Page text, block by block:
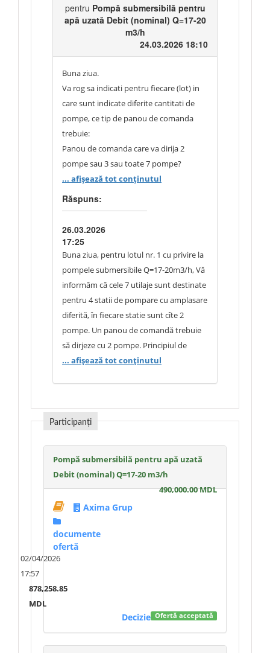
pentru Pompă submersibilă pentru
apă uzată Debit (nominal) Q=17-20
m3/h
24.03.2026 18:10
Buna ziua.
Va rog sa indicati pentru fiecare (lot) in
care sunt indicate diferite cantitati de
pompe, ce tip de panou de comanda
trebuie:
Panou de comanda care va dirija 2
pompe sau 3 sau toate 7 pompe?
Totodata va rog sa indicati pentru
fiecare lot:
- cite pompe sunt in fiecare statie de
- care este cerinta pentru automatizare?
Exemplu: 2 pompe din care 1 in lucru si
una de rezerva.
... afișează tot conținutul
Răspuns:
26.03.2026
17:25
Buna ziua, pentru lotul nr. 1 cu privire la
pompele submersibile Q=17-20m3/h, Vă
informăm că cele 7 utilaje sunt destinate
pentru 4 statii de pompare cu amplasare
diferită, în fiecare statie sunt cîte 2
pompe. Un panou de comandă trebuie
să dirjeze cu 2 pompe. Principiul de
automatizare este standart 1 in lucru 1
să se ia în considerare nr de ore
functionale pentru mentinere acestuia
... afișează tot conținutul
Participanți
Pompă submersibilă pentru apă uzată
Debit (nominal) Q=17-20 m3/h
490,000.00 MDL
Axima Grup
documente
ofertă
02/04/2026
17:57
878,258.85
MDL
Ofertă acceptată
Decizie